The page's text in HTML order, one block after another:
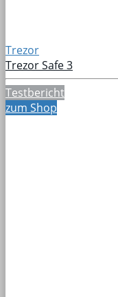
Trezor
Trezor Safe 3
Testbericht
zum Shop